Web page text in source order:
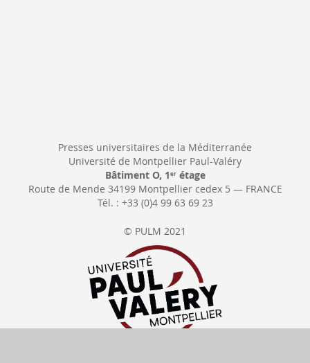
Presses universitaires de la Méditerranée
Université de Montpellier Paul-Valéry
Bâtiment O, 1 erétage
Route de Mende 34199 Montpellier cedex 5 — FRANCE
Tél. : +33 (0)4 99 63 69 23
© PULM 2021